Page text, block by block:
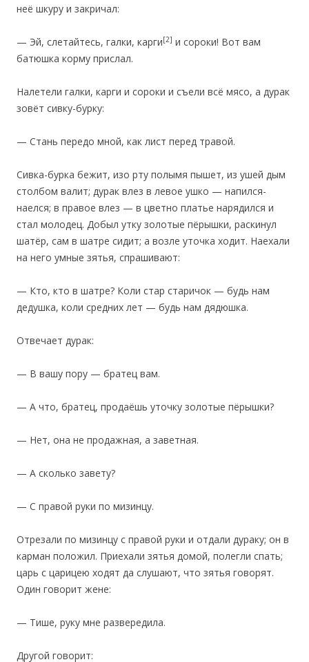
неё шкуру и закричал:
— Эй, слетайтесь, галки, карги[2] и сороки! Вот вам
батюшка корму прислал.
Налетели галки, карги и сороки и съели всё мясо, а дурак
зовёт сивку-бурку:
— Стань передо мной, как лист перед травой.
‎Сивка-бурка бежит, изо рту полымя пышет, из ушей дым
столбом валит; дурак влез в левое ушко — напился-
наелся; в правое влез — в цветно платье нарядился и
стал молодец. Добыл утку золотые пёрышки, раскинул
шатёр, сам в шатре сидит; а возле уточка ходит. Наехали
на него умные зятья, спрашивают:
— Кто, кто в шатре? Коли стар старичок — будь нам
дедушка, коли средних лет — будь нам дядюшка.
Отвечает дурак:
— В вашу пору — братец вам.
— А что, братец, продаёшь уточку золотые пёрышки?
— Нет, она не продажная, а заветная.
— А сколько завету?
— С правой руки по мизинцу.
Отрезали по мизинцу с правой руки и отдали дураку; он в
карман положил. Приехали зятья домой, полегли спать;
царь с царицею ходят да слушают, что зятья говорят.
Один говорит жене:
— Тише, руку мне развередила.
Другой говорит: